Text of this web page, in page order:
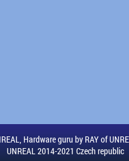
Hardware guru by RAY of
UNREAL 2014-2021 Czech republic